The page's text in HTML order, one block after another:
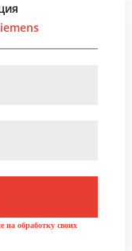
на обработку своих